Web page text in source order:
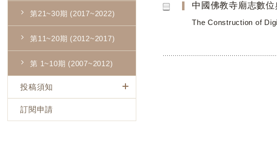
第21~30期 (2017~2022)
第11~20期 (2012~2017)
第 1~10期 (2007~2012)
投稿須知
訂閱申請
中國佛教寺廟志數
The Construction of